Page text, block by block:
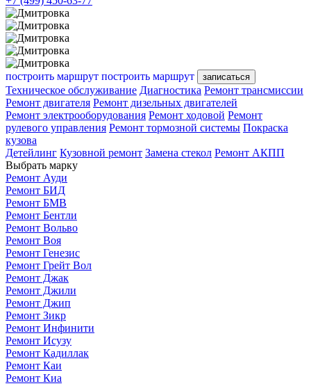
построить маршрут построить маршрут записаться
Техническое обслуживание Диагностика Ремонт трансмиссии
Ремонт двигателя Ремонт дизельных двигателей
Ремонт электрооборудования Ремонт ходовой Ремонт
рулевого управления Ремонт тормозной системы Покраска
кузова
Детейлинг Кузовной ремонт Замена стекол Ремонт АКПП
Выбрать марку
Ремонт Ауди
Ремонт БИД
Ремонт БМВ
Ремонт Бентли
Ремонт Вольво
Ремонт Воя
Ремонт Генезис
Ремонт Грейт Вол
Ремонт Джак
Ремонт Джили
Ремонт Джип
Ремонт Зикр
Ремонт Инфинити
Ремонт Исузу
Ремонт Кадиллак
Ремонт Каи
Ремонт Киа